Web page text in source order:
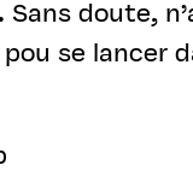
Sans doute,
se lancer